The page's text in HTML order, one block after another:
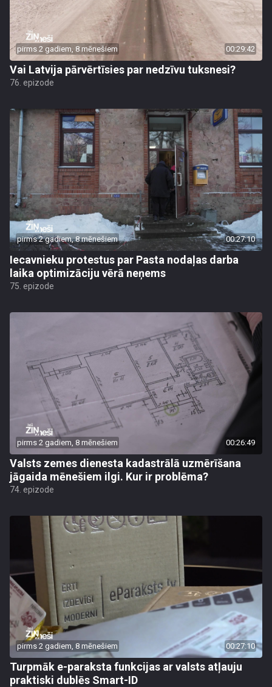
pirms 2 gadiem, 8 mēnešiem 00:29:42
Vai Latvija pārvērtīsies par nedzīvu tuksnesi?
76. epizode
pirms 2 gadiem, 8 mēnešiem 00:27:10
Iecavnieku protestus par Pasta nodaļas darba
laika optimizāciju vērā neņems
75. epizode
pirms 2 gadiem, 8 mēnešiem 00:26:49
Valsts zemes dienesta kadastrālā uzmērīšana
jāgaida mēnešiem ilgi. Kur ir problēma?
74. epizode
pirms 2 gadiem, 8 mēnešiem 00:27:10
Turpmāk e-paraksta funkcijas ar valsts atļauju
praktiski dublēs Smart-ID